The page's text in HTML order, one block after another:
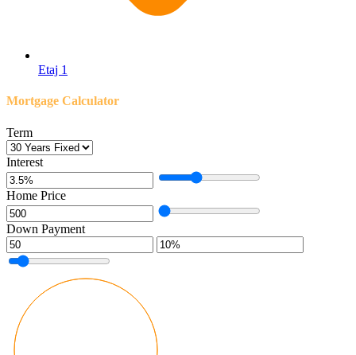
Etaj 1
Mortgage Calculator
Term
Interest
Home Price
Down Payment